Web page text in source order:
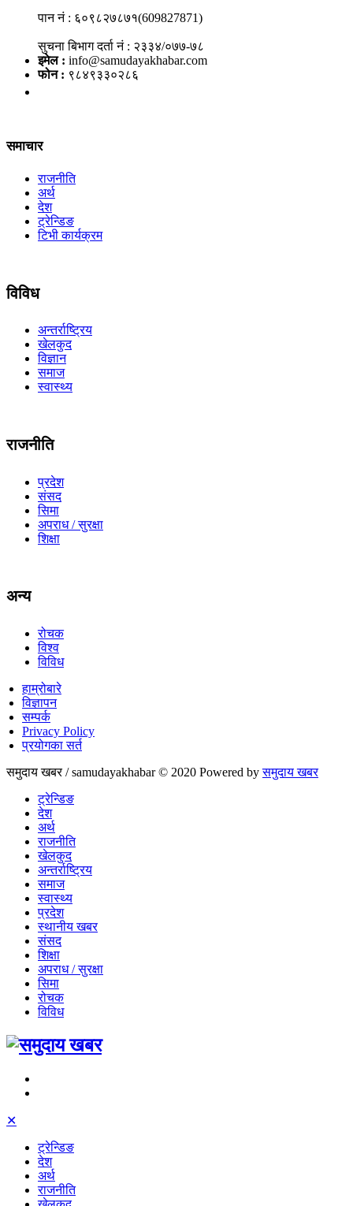
पान नं : ६०९८२७८७१(609827871)
सुचना बिभाग दर्ता नं : २३३४/०७७-७८
इमेल : info@samudayakhabar.com
फोन : ९८४९३३०२८६
समाचार
राजनीति
अर्थ
देश
ट्रेन्डिङ
टिभी कार्यक्रम
विविध
अन्तर्राष्ट्रिय
खेलकुद
विज्ञान
समाज
स्वास्थ्य
राजनीति
प्रदेश
संसद
सिमा
अपराध / सुरक्षा
शिक्षा
अन्य
रोचक
विश्व
विविध
हाम्रोबारे
विज्ञापन
सम्पर्क
Privacy Policy
प्रयोगका सर्त
समुदाय खबर / samudayakhabar © 2020 Powered byसमुदाय खबर
ट्रेन्डिङ
देश
अर्थ
राजनीति
खेलकुद
अन्तर्राष्ट्रिय
समाज
स्वास्थ्य
प्रदेश
स्थानीय खबर
संसद
शिक्षा
अपराध / सुरक्षा
सिमा
रोचक
विविध
✕
ट्रेन्डिङ
देश
अर्थ
राजनीति